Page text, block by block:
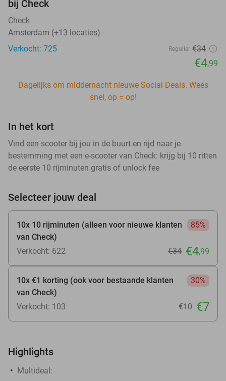
bij Check
Check
Amsterdam (+13 locaties)
Verkocht: 725
Regulier €34
€4,99
Dagelijks om middernacht nieuwe Social Deals. Wees
snel, op = op!
In het kort
Vind een scooter bij jou in de buurt en rijd naar je
bestemming met een e-scooter van Check: krijg bij 10 ritten
de eerste 10 rijminuten gratis of unlock fee
Selecteer jouw deal
10x 10 rijminuten (alleen voor nieuwe klanten
van Check)
85%
Verkocht: 622 €34 €4,99
10x €1 korting (ook voor bestaande klanten
van Check)
30%
Verkocht: 103 €10 €7
Highlights
Multideal: